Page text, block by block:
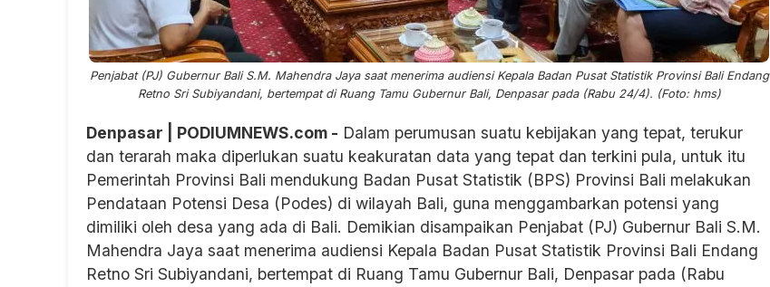
Penjabat (PJ) Gubernur Bali S.M. Mahendra Jaya saat menerima audiensi Kepala Badan Pusat Statistik Provinsi Bali Endang
Retno Sri Subiyandani, bertempat di Ruang Tamu Gubernur Bali, Denpasar pada (Rabu 24/4). (Foto: hms)
Denpasar | PODIUMNEWS.com - Dalam perumusan suatu kebijakan yang tepat, terukur
dan terarah maka diperlukan suatu keakuratan data yang tepat dan terkini pula, untuk itu
Pemerintah Provinsi Bali mendukung Badan Pusat Statistik (BPS) Provinsi Bali melakukan
Pendataan Potensi Desa (Podes) di wilayah Bali, guna menggambarkan potensi yang
dimiliki oleh desa yang ada di Bali. Demikian disampaikan Penjabat (PJ) Gubernur Bali S.M.
Mahendra Jaya saat menerima audiensi Kepala Badan Pusat Statistik Provinsi Bali Endang
Retno Sri Subiyandani, bertempat di Ruang Tamu Gubernur Bali, Denpasar pada (Rabu